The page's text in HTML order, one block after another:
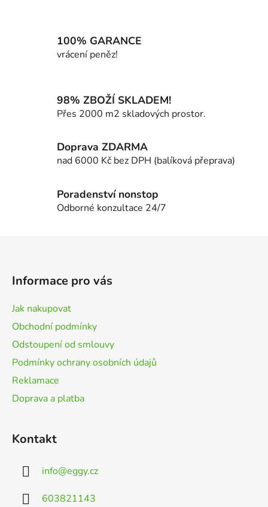
á
d
p
r
k
y
v
p
i
100% GARANCE
vrácení peněz!
98% ZBOŽÍ SKLADEM!
Přes 2000 m2 skladových prostor.
Doprava ZDARMA
nad 6000 Kč bez DPH (balíková přeprava)
Poradenství nonstop
Odborné konzultace 24/7
Informace pro vás
Jak nakupovat
Obchodní podmínky
Odstoupení od smlouvy
Podmínky ochrany osobních údajů
Reklamace
Doprava a platba
Kontakt
info@eggy.cz
603821143